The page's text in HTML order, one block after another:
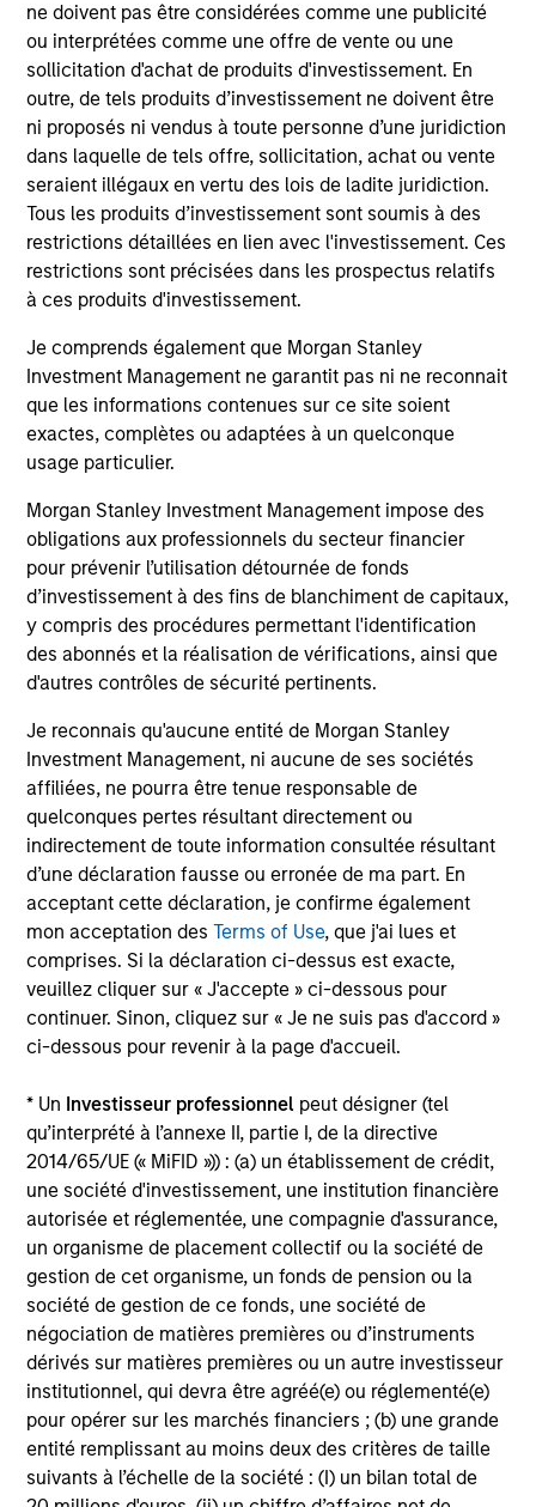
ne doivent pas être considérées comme une publicité
ou interprétées comme une offre de vente ou une
sollicitation d'achat de produits d'investissement. En
outre, de tels produits d’investissement ne doivent être
ni proposés ni vendus à toute personne d’une juridiction
dans laquelle de tels offre, sollicitation, achat ou vente
seraient illégaux en vertu des lois de ladite juridiction.
Tous les produits d’investissement sont soumis à des
restrictions détaillées en lien avec l'investissement. Ces
restrictions sont précisées dans les prospectus relatifs
à ces produits d'investissement.
Je comprends également que Morgan Stanley
Investment Management ne garantit pas ni ne reconnait
que les informations contenues sur ce site soient
exactes, complètes ou adaptées à un quelconque
usage particulier.
Morgan Stanley Investment Management impose des
obligations aux professionnels du secteur financier
pour prévenir l’utilisation détournée de fonds
d’investissement à des fins de blanchiment de capitaux,
y compris des procédures permettant l'identification
des abonnés et la réalisation de vérifications, ainsi que
d'autres contrôles de sécurité pertinents.
Je reconnais qu'aucune entité de Morgan Stanley
Investment Management, ni aucune de ses sociétés
affiliées, ne pourra être tenue responsable de
quelconques pertes résultant directement ou
indirectement de toute information consultée résultant
d’une déclaration fausse ou erronée de ma part. En
acceptant cette déclaration, je confirme également
mon acceptation desTerms of Use, que j'ai lues et
comprises. Si la déclaration ci-dessus est exacte,
veuillez cliquer sur « J'accepte » ci-dessous pour
continuer. Sinon, cliquez sur « Je ne suis pas d'accord »
ci-dessous pour revenir à la page d'accueil.
* Un Investisseur professionnel peut désigner (tel
qu’interprété à l’annexe II, partie I, de la directive
2014/65/UE (« MiFID »)) : (a) un établissement de crédit,
une société d'investissement, une institution financière
autorisée et réglementée, une compagnie d'assurance,
un organisme de placement collectif ou la société de
gestion de cet organisme, un fonds de pension ou la
société de gestion de ce fonds, une société de
négociation de matières premières ou d’instruments
dérivés sur matières premières ou un autre investisseur
institutionnel, qui devra être agréé(e) ou réglementé(e)
pour opérer sur les marchés financiers ; (b) une grande
entité remplissant au moins deux des critères de taille
suivants à l’échelle de la société : (I) un bilan total de
Portfolio Managers
Andrew Slimmon
Managing Director
Phillip Kim
Managing Director
Investment Professionals
Leslie Delany
Executive Director
Steven Tittsworth
Vice President
Hannah Garriga
Senior Associate
Fiona Diamond
Associate
Scott Cederberg
Analyst
Team Insights